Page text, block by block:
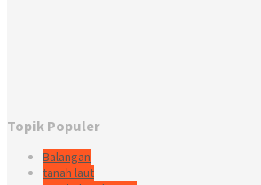
Topik Populer
Balangan
tanah laut